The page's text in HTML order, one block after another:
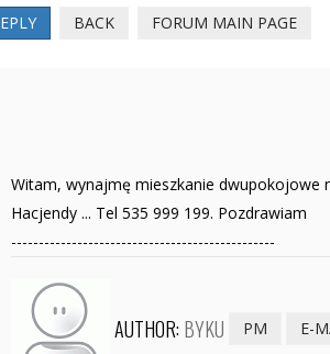
BACK FORUM MAIN PAGE
Witam, wynajmę mieszkanie dwupokojowe
Hacjendy ... Tel 535 999 199. Pozdrawiam
------------------------------------------------
AUTHOR: BYKU PM E-